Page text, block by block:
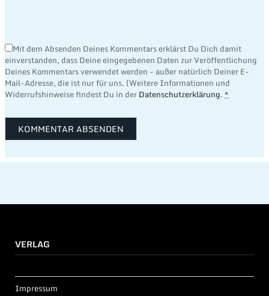
Mit dem Absenden Deines Kommentars erklärst Du Dich damit
einverstanden, dass Deine eingegebenen Daten zur Veröffentlichung
Deines Kommentars verwendet werden - außer natürlich Deiner E-
Mail-Adresse, die ist nur für uns. (Weitere Informationen und
Widerrufshinweise findest Du in derDatenschutzerklärung.*
VERLAG
Impressum